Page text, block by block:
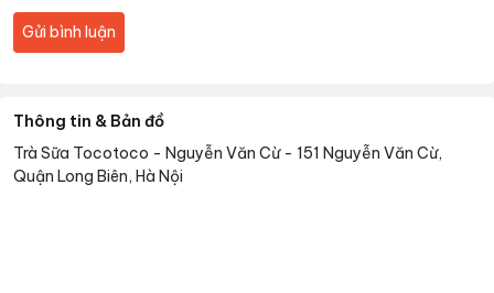
Gửi bình luận
Thông tin & Bản đồ
Trà Sữa Tocotoco - Nguyễn Văn Cừ- 151 Nguyễn Văn Cừ,
Quận Long Biên, Hà Nội